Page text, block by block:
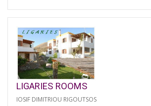
LIGARIES ROOMS
IOSIF DIMITRIOU RIGOUTSOS